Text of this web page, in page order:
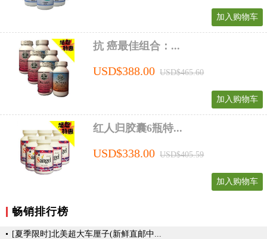
加入购物车
抗 癌最佳组合：...
USD$388.00 USD$465.60
加入购物车
红人归胶囊6瓶特...
USD$338.00 USD$405.59
加入购物车
畅销排行榜
[夏季限时]北美超大车厘子(新鲜直邮中...